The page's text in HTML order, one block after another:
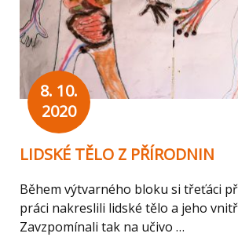
8. 10.
2020
LIDSKÉ TĚLO Z PŘÍRODNIN
Během výtvarného bloku si třeťáci
práci nakreslili lidské tělo a jeho
Zavzpomínali tak na učivo …